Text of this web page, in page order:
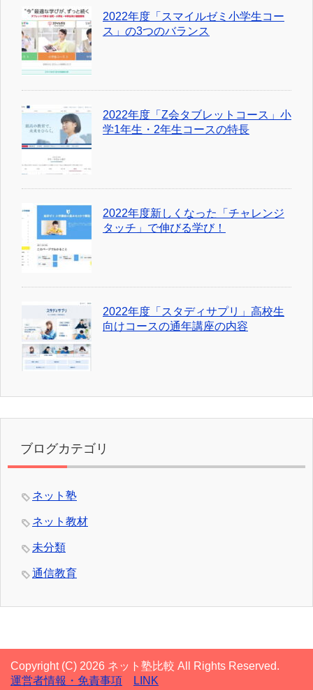
2022年度「スマイルゼミ小学生コー
ス」の3つのバランス
2022年度「Z会タブレットコース」小
学1年生・2年生コースの特長
2022年度新しくなった「チャレンジ
タッチ」で伸びる学び！
2022年度「スタディサプリ」高校生
向けコースの通年講座の内容
ブログカテゴリ
ネット塾
ネット教材
未分類
通信教育
Copyright (C) 2026 ネット塾比較 All Rights Reserved.
運営者情報・免責事項
LINK